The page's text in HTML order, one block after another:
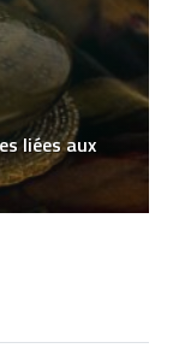
liées aux